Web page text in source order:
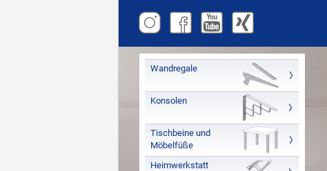
Wandregale
Konsolen
Tischbeine und
Möbelfüße
Heimwerkstatt